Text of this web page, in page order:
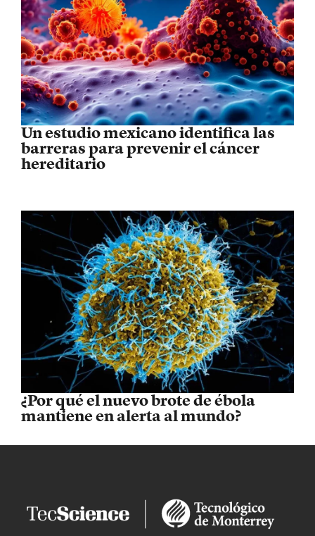
Un estudio mexicano identifica las
barreras para prevenir el cáncer
hereditario
¿Por qué el nuevo brote de ébola
mantiene en alerta al mundo?